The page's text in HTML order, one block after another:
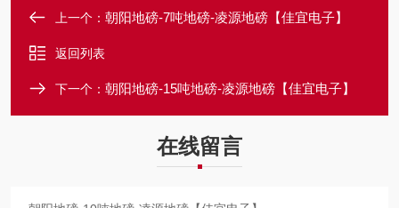
上一个： 朝阳地磅-7吨地磅-凌源地磅【佳宜电子】
返回列表
下一个： 朝阳地磅-15吨地磅-凌源地磅【佳宜电子】
在线留言